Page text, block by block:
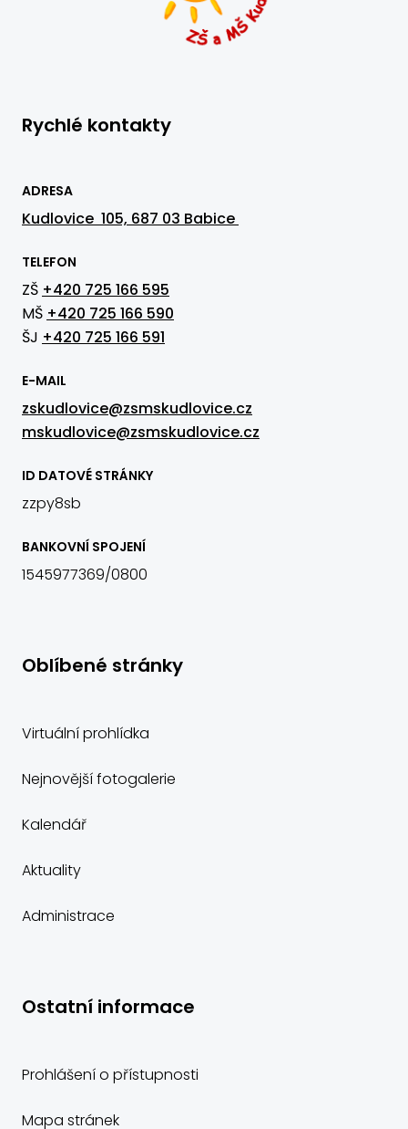
Rychlé kontakty
ADRESA
Kudlovice 105, 687 03 Babice
TELEFON
ZŠ +420 725 166 595
MŠ +420 725 166 590
ŠJ +420 725 166 591
E-MAIL
zskudlovice@zsmskudlovice.cz
mskudlovice@zsmskudlovice.cz
ID DATOVÉ STRÁNKY
zzpy8sb
BANKOVNÍ SPOJENÍ
1545977369/0800
Oblíbené stránky
Virtuální prohlídka
Nejnovější fotogalerie
Kalendář
Aktuality
Administrace
Ostatní informace
Prohlášení o přístupnosti
Mapa stránek